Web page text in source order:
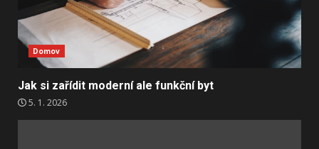
Domov
Jak si zařídit moderní ale funkční byt
5. 1. 2026